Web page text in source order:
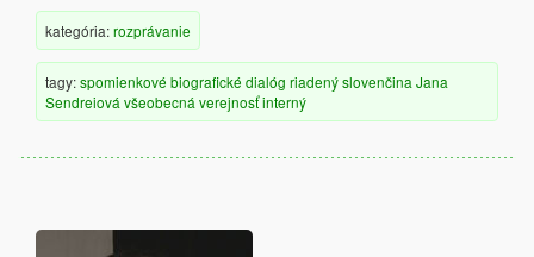
kategória:rozprávanie
tagy:spomienkové biografické dialóg riadenýslovenčina Jana
Sendreiová všeobecná verejnosťinterný